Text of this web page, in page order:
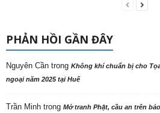
PHẢN HỒI GẦN ĐÂY
Nguyên Cần trong Không khí chuẩn bị cho
ngoại năm 2025 tại Huế
Trần Minh trong Mở tranh Phật, cầu an trên